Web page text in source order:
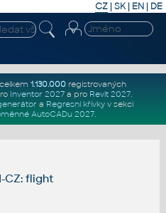
CZ | SK| EN | DE
1.130.000registrovaných
Inventor 2027a pro Revit 2027.
a Regresní křivkyv sekci
AutoCADu 2027.
CZ: flight